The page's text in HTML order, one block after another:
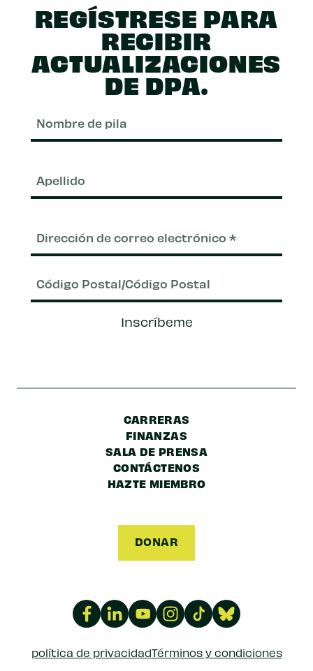
REGÍSTRESE PARA
RECIBIR
ACTUALIZACIONES
DE DPA.
electrónico(Requerido)
Postal/CódigoInscríbeme
CARRERAS
FINANZAS
SALA DE PRENSA
CONTÁCTENOS
HAZTE MIEMBRO
DONAR
política de privacidadTérminos y condiciones